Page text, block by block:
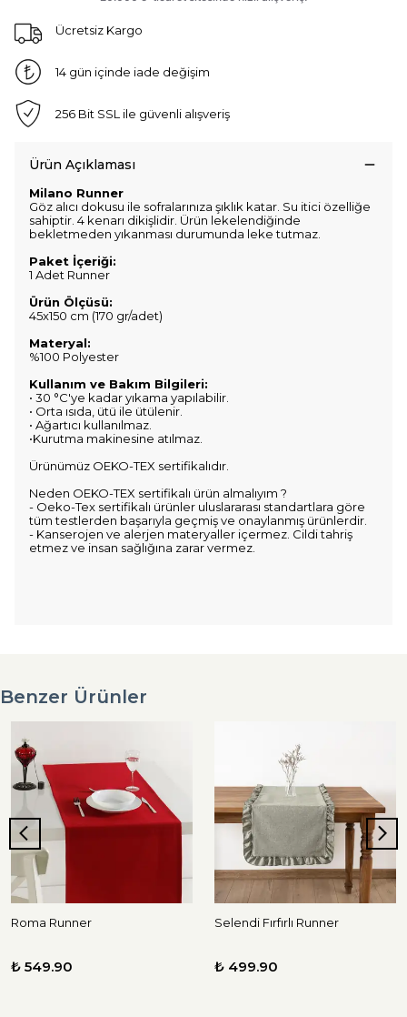
Ücretsiz Kargo
14 gün içinde iade değişim
256 Bit SSL ile güvenli alışveriş
Ürün Açıklaması
Milano Runner
Göz alıcı dokusu ile sofralarınıza şıklık katar. Su itici özelliğe
sahiptir. 4 kenarı dikişlidir. Ürün lekelendiğinde
bekletmeden yıkanması durumunda leke tutmaz.
Paket İçeriği:
1 Adet Runner
Ürün Ölçüsü:
45x150 cm (170 gr/adet)
Materyal:
%100 Polyester
Kullanım ve Bakım Bilgileri:
• 30 °C'ye kadar yıkama yapılabilir.
• Orta ısıda, ütü ile ütülenir.
• Ağartıcı kullanılmaz.
•Kurutma makinesine atılmaz.
Ürünümüz OEKO-TEX sertifikalıdır.
Neden OEKO-TEX sertifikalı ürün almalıyım ?
- Oeko-Tex sertifikalı ürünler uluslararası standartlara göre
tüm testlerden başarıyla geçmiş ve onaylanmış ürünlerdir.
- Kanserojen ve alerjen materyaller içermez. Cildi tahriş
etmez ve insan sağlığına zarar vermez.
Benzer Ürünler
Roma Runner
₺ 549.90
Selendi Fırfırlı Runner
₺ 499.90